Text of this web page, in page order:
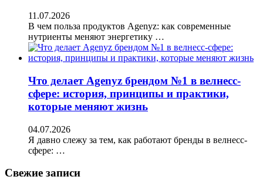
11.07.2026
В чем польза продуктов Agenyz: как современные
нутриенты меняют энергетику …
Что делает Agenyz брендом №1 в велнесс-
сфере: история, принципы и практики,
которые меняют жизнь
04.07.2026
Я давно слежу за тем, как работают бренды в велнесс-
сфере: …
Свежие записи